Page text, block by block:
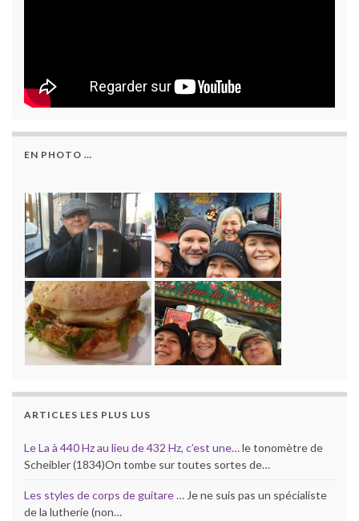
EN PHOTO …
ARTICLES LES PLUS LUS
Le La à 440 Hz au lieu de 432 Hz, c’est une…le tonomètre de
Scheibler (1834)On tombe sur toutes sortes de…
Les styles de corps de guitare … Je ne suis pas un spécialiste
de la lutherie (non…